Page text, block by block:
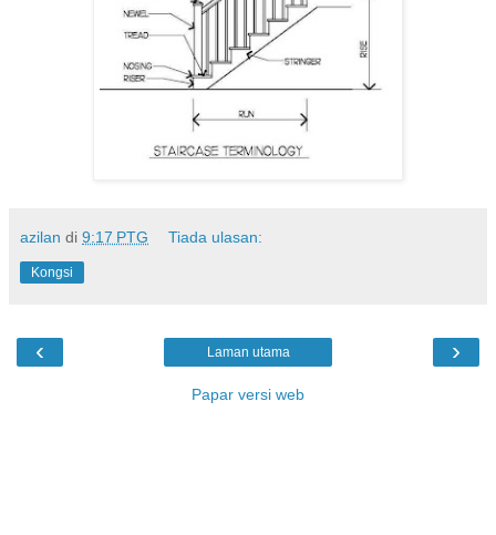
azilan di 9:17 PTG Tiada ulasan:
Kongsi
‹ ›
Laman utama
Papar versi web